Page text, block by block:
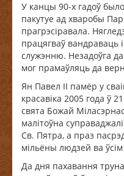
У канцы 90-х гадоў
пакутуе ад хваробы
прагрэсіравала.
працягваў вандраваць
служэнню. Незадоўга да
мог прамаўляць да
Ян Павел ІІ памёр у
красавіка 2005 года ў
свята Божай
малітоўна
Св. Пятра, а праз
мільёны людзей ва
Да дня пахавання